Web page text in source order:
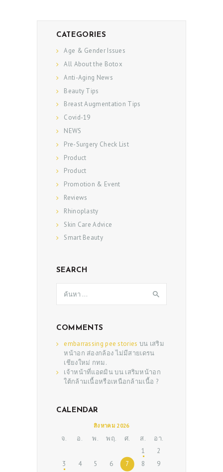
ABOUT US
PATIENT REVIEWS
CATEGORIES
Age & Gender Issues
All About the Botox
Anti-Aging News
Beauty Tips
Breast Augmentation Tips
Covid-19
NEWS
Pre-Surgery Check List
Product
Product
Promotion & Event
Reviews
Rhinoplasty
Skin Care Advice
Smart Beauty
SEARCH
สำหรับ:
COMMENTS
embarrassing pee stories บน เสริม
หน้าอก ส่องกล้อง ไม่มีสายเดรน
เชียงใหม่ กทม.
เจ้าหน้าที่แอดมินบน เสริมหน้าอก
ใต้กล้ามเนื้อหรือเหนือกล้ามเนื้อ ?
CALENDAR
สิงหาคม 2026
จ. อ. พ. พฤ. ศ. ส. อา.
1
2
3
4 5 6 7 8
9